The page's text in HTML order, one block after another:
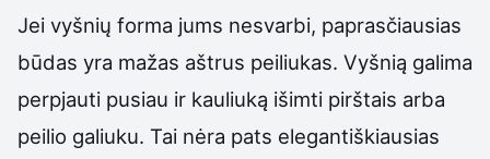
Jei vyšnių forma jums nesvarbi, paprasčiausias
būdas yra mažas aštrus peiliukas. Vyšnią galima
perpjauti pusiau ir kauliuką išimti pirštais arba
peilio galiuku. Tai nėra pats elegantiškiausias